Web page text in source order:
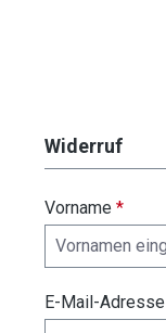
Widerruf
Vorname *
E-Mail-Adresse